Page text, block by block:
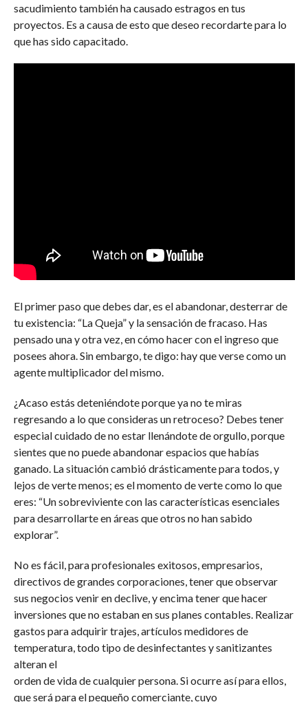
sacudimiento también ha causado estragos en tus
proyectos. Es a causa de esto que deseo recordarte para lo
que has sido capacitado.
El primer paso que debes dar, es el abandonar, desterrar de
tu existencia: “La Queja” y la sensación de fracaso. Has
pensado una y otra vez, en cómo hacer con el ingreso que
posees ahora. Sin embargo, te digo: hay que verse como un
agente multiplicador del mismo.
¿Acaso estás deteniéndote porque ya no te miras
regresando a lo que consideras un retroceso? Debes tener
especial cuidado de no estar llenándote de orgullo, porque
sientes que no puede abandonar espacios que habías
ganado. La situación cambió drásticamente para todos, y
lejos de verte menos; es el momento de verte como lo que
eres: “Un sobreviviente con las características esenciales
para desarrollarte en áreas que otros no han sabido
explorar”.
No es fácil, para profesionales exitosos, empresarios,
directivos de grandes corporaciones, tener que observar
sus negocios venir en declive, y encima tener que hacer
inversiones que no estaban en sus planes contables. Realizar
gastos para adquirir trajes, artículos medidores de
temperatura, todo tipo de desinfectantes y sanitizantes
alteran el
orden de vida de cualquier persona. Si ocurre así para ellos,
que será para el pequeño comerciante, cuyo